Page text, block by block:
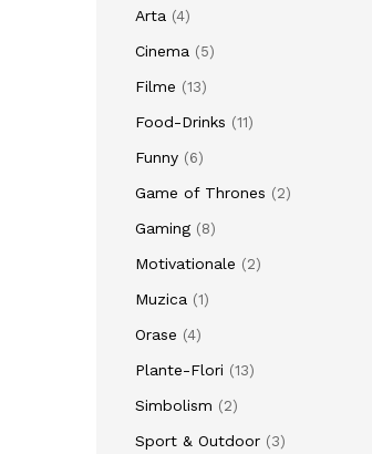
Arta (4)
Cinema (5)
Filme (13)
Food-Drinks (11)
Funny (6)
Game of Thrones (2)
Gaming (8)
Motivationale (2)
Muzica (1)
Orase (4)
Plante-Flori (13)
Simbolism (2)
Sport & Outdoor (3)